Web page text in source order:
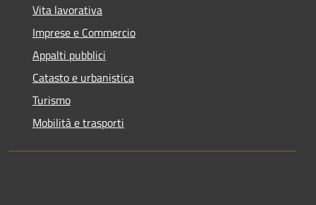
Vita lavorativa
Imprese e Commercio
Appalti pubblici
Catasto e urbanistica
Turismo
Mobilità e trasporti